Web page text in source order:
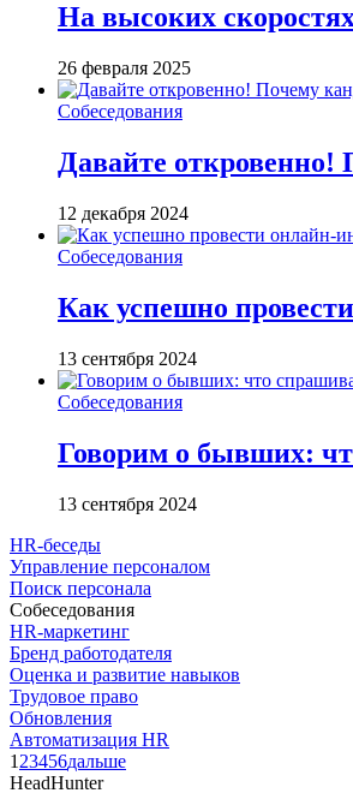
На высоких
26 февраля 2025
Собеседования
Давайте откровенно!
12 декабря 2024
Собеседования
Как успешно
13 сентября 2024
Собеседования
Говорим о бывших:
13 сентября 2024
HR-беседы
Управление персоналом
Поиск персонала
Собеседования
HR-маркетинг
Бренд работодателя
Оценка и развитие навыков
Трудовое право
Обновления
Автоматизация HR
1 23456дальше
HeadHunter